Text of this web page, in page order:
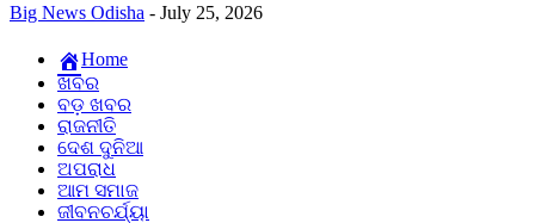
Big News Odisha - July 25, 2026
Home
ଖବର
ବଡ଼ ଖବର
ରାଜନୀତି
ଦେଶ ଦୁନିଆ
ଅପରାଧ
ଆମ ସମାଜ
ଜୀବନଚର୍ଯ୍ୟା